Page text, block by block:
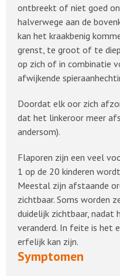
ontbreekt of niet goed
halverwege aan de
kan het kraakbenig
grenst, te groot of te
op zich of in combinatie
afwijkende
Doordat elk oor zich
dat het linkeroor meer
andersom).
Flaporen zijn een veel
1 op de 20 kinderen
Meestal zijn afstaande
zichtbaar. Soms worden
duidelijk zichtbaar, nadat
veranderd. In feite is het
erfelijk kan zijn.
Symptomen